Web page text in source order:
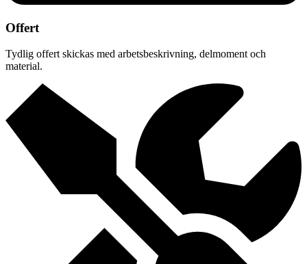
Offert
Tydlig offert skickas med arbetsbeskrivning, delmoment och
material.